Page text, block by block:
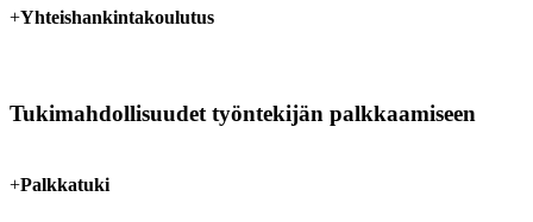
+Yhteishankintakoulutus
Tukimahdollisuudet työntekijän palkkaamiseen
+Palkkatuki